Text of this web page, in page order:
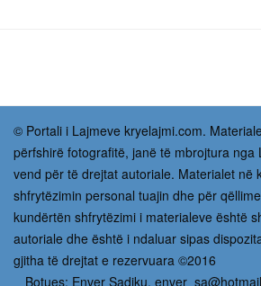
© Portali i Lajmeve kryelajmi.com.
përfshirë fotografitë, janë të mbrojtura nga
vend për të drejtat autoriale. Materialet në
shfrytëzimin personal tuajin dhe për
kundërtën shfrytëzimi i materialeve është
autoriale dhe është i ndaluar sipas
gjitha të drejtat e rezervuara ©2016
Botues: Enver Sadiku,